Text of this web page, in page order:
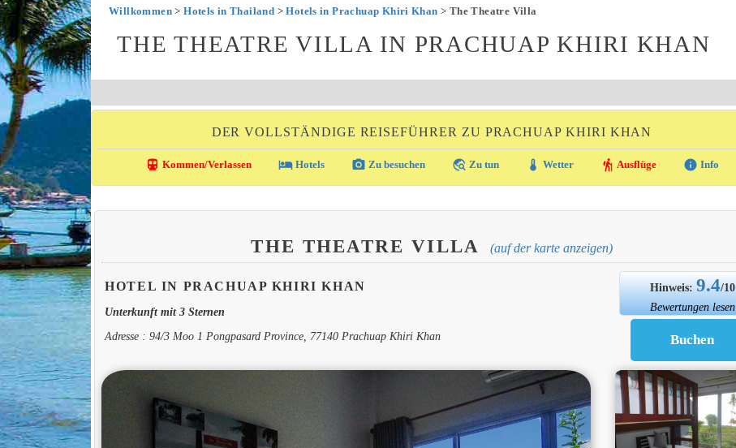
Willkommen>Hotels in Thailand >Hotels in Prachuap Khiri Khan > The Theatre Villa
THE THEATRE VILLA IN PRACHUAP KHIRI KHAN
DER VOLLSTÄNDIGE REISEFÜHRER ZU PRACHUAP KHIRI KHAN
directions_transit Kommen/Verlassen local_hotelHotels photo_camera Zu besuchen travel_explore Zu tun thermostat Wetter hiking Ausflüge info Info
THE THEATRE VILLA (auf der karte anzeigen)
HOTEL IN PRACHUAP KHIRI KHAN
Unterkunft mit 3 Sternen
Adresse : 94/3 Moo 1 Pongpasard Province, 77140 Prachuap Khiri Khan
Hinweis:9.4/10
Bewertungen lesen